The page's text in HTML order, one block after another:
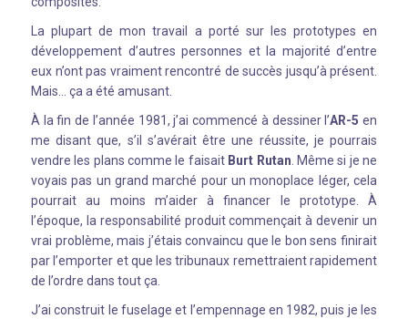
La plupart de mon travail a porté sur les prototypes en
développement d’autres personnes et la majorité d’entre
eux n’ont pas vraiment rencontré de succès jusqu’à présent.
Mais… ça a été amusant.
À la fin de l’année 1981, j’ai commencé à dessiner l’AR-5 en
me disant que, s’il s’avérait être une réussite, je pourrais
vendre les plans comme le faisait Burt Rutan. Même si je ne
voyais pas un grand marché pour un monoplace léger, cela
pourrait au moins m’aider à financer le prototype. À
l’époque, la responsabilité produit commençait à devenir un
vrai problème, mais j’étais convaincu que le bon sens finirait
par l’emporter et que les tribunaux remettraient rapidement
de l’ordre dans tout ça.
J’ai construit le fuselage et l’empennage en 1982, puis je les